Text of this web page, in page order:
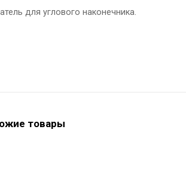
для углового наконечника.
товары